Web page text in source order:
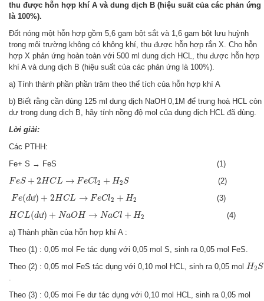
thu được hỗn hợp khí A và dung dịch B (hiệu suất của các phản ứng
là 100%).
Đốt nóng một hỗn hợp gồm 5,6 gam bột sắt và 1,6 gam bột lưu huỳnh
trong môi trường không có không khí, thu được hỗn hợp rắn X. Cho hỗn
hợp X phản ứng hoàn toàn với 500 ml dung dịch HCL, thu được hỗn hợp
khí A và dung dịch B (hiệu suất của các phản ứng là 100%).
a) Tính thành phần phần trăm theo thể tích của hỗn hợp khí A
b) Biết rằng cần dùng 125 ml dung dịch NaOH 0,1M để trung hoà HCL còn
dư trong dung dịch B, hãy tính nồng độ mol của dung dịch HCL đã dùng.
Lời giải:
Các PTHH:
Fe+ S → FeS (1)
FeS + 2HCL → FeCl2 + H2S
Fe S+ 2 H CL→ C l2 +H2 S (2)
Fe(dư) + 2HCL → FeCl2 + H2
Fe (d ư ) H CL→ l2 H2
(3)
HCL(dư) + NaOH → NaCl + H2
HCL( d ư + O H→N +H 2
(4)
a) Thành phần của hỗn hợp khí A :
Theo (1) : 0,05 mol Fe tác dụng với 0,05 mol S, sinh ra 0,05 mol FeS.
Theo (2) : 0,05 mol FeS tác dụng với 0,10 mol HCL, sinh ra 0,05 mol H2S
H2 S
.
Theo (3) : 0,05 moi Fe dư tác dụng với 0,10 mol HCL, sinh ra 0,05 mol